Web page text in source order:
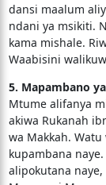
dansi maalum
ndani ya msikiti.
kama mishale.
Waabisini
5. Mapambano
Mtume alifanya
akiwa Rukanah
wa Makkah.
kupambana
alipokutana naye,